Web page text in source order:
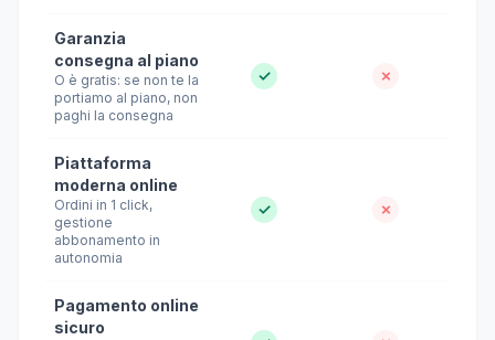
Garanzia
consegna al piano
O è gratis: se non te la
portiamo al piano, non
paghi la consegna
✓ ✗
Piattaforma
moderna online
Ordini in 1 click,
gestione
abbonamento in
autonomia
✓ ✗
Pagamento online
sicuro